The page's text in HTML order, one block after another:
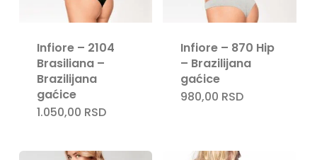
Infiore – 2104
Brasiliana –
Brazilijana
gaćice
1.050,00 RSD
Infiore – 870 Hip
– Brazilijana
gaćice
980,00 RSD